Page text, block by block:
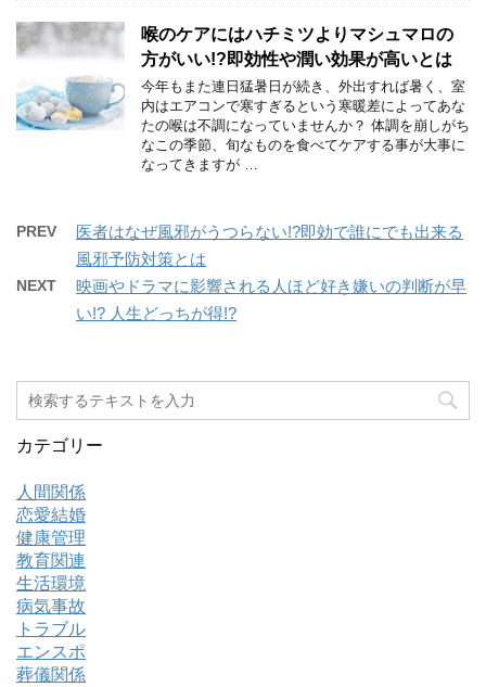
喉のケアにはハチミツよりマシュマロの
方がいい!?即効性や潤い効果が高いとは
今年もまた連日猛暑日が続き、外出すれば暑く、室
内はエアコンで寒すぎるという寒暖差によってあな
たの喉は不調になっていませんか？ 体調を崩しがち
なこの季節、旬なものを食べてケアする事が大事に
なってきますが …
PREV
医者はなぜ風邪がうつらない!?即効で誰にでも出来る
風邪予防対策とは
NEXT
映画やドラマに影響される人ほど好き嫌いの判断が早
い!? 人生どっちが得!?
カテゴリー
人間関係
恋愛結婚
健康管理
教育関連
生活環境
病気事故
トラブル
エンスポ
葬儀関係